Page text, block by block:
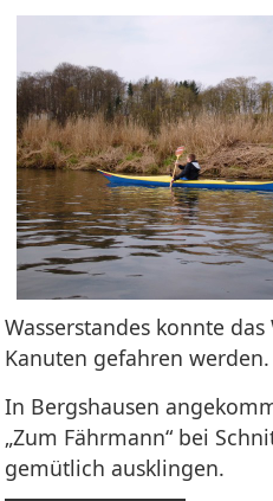
Wasserstandes konnte
Kanuten gefahren werden.
In Bergshausen
„Zum Fährmann“ bei
gemütlich ausklingen.